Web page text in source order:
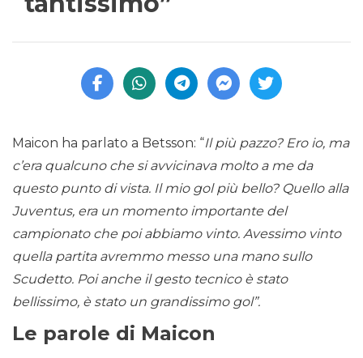
Maicon ha parlato a Betsson: “Il più pazzo? Ero io, ma
c’era qualcuno che si avvicinava molto a me da
questo punto di vista. Il mio gol più bello? Quello alla
Juventus, era un momento importante del
campionato che poi abbiamo vinto. Avessimo vinto
quella partita avremmo messo una mano sullo
Scudetto. Poi anche il gesto tecnico è stato
bellissimo, è stato un grandissimo gol”.
Le parole di Maicon